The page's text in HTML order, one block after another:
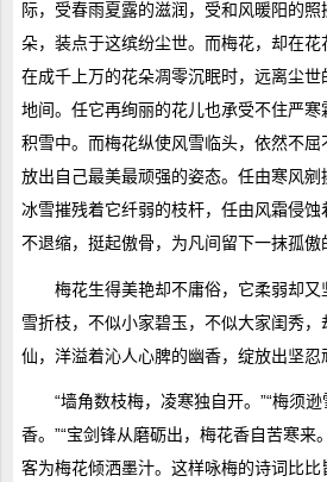
际，受春雨夏露的滋润，受和风暖阳的
朵，装点于这缤纷尘世。而梅花，却在花
在成千上万的花朵凋零沉眠时，远离尘
地间。任它再绚丽的花儿也承受不住严
积雪中。而梅花纵使风雪临头，依然不
放出自己最美最顽强的姿态。任由寒风
冰雪摧残着它纤弱的枝杆，任由风霜侵
不退缩，挺起傲骨，为凡间留下一抹孤傲
梅花生得美艳却不庸俗，它柔弱却又
雪折枝，不似小家碧玉，不似大家闺秀
仙，洋溢着沁人心脾的幽香，绽放出坚忍
“墙角数枝梅，凌寒独自开。”“梅须
香。”“宝剑锋从磨砺出，梅花香自苦寒来
客为梅花倾洒墨汁。这样咏梅的诗词比